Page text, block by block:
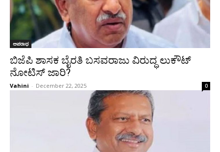
ಅಪರಾಧ
ಬಿಜೆಪಿ ಶಾಸಕ ಬೈರತಿ ಬಸವರಾಜು ವಿರುದ್ಧ ಲುಕೌಟ್
ನೋಟಿಸ್ ಜಾರಿ?
Vahini - December 22, 2025 0